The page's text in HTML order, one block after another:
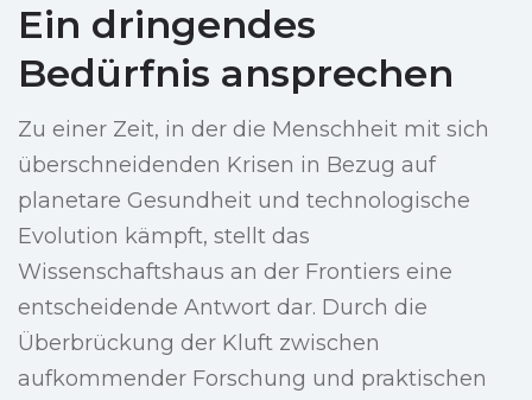
Ein dringendes
Bedürfnis ansprechen
Zu einer Zeit, in der die Menschheit mit sich
überschneidenden Krisen in Bezug auf
planetare Gesundheit und technologische
Evolution kämpft, stellt das
Wissenschaftshaus an der Frontiers eine
entscheidende Antwort dar. Durch die
Überbrückung der Kluft zwischen
aufkommender Forschung und praktischen